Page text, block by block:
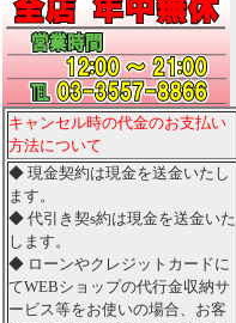
キャンセル時の代金のお支払い
方法について
◆ 現金契約は現金を送金いたし
ます。
◆ 代引き契s約は現金を送金いた
します。
◆ ローンやクレジットカードに
てWEBショップの代行金収納サ
ービス等をお使いの場合、お客